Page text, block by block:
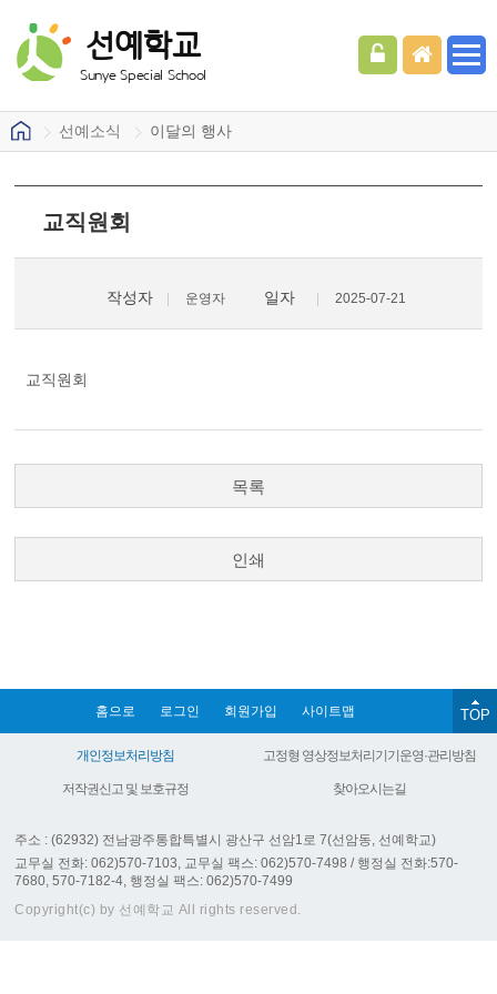
선예학교
Sunye Special School
선예소식 이달의 행사
교직원회
작성자 운영자 일자 2025-07-21
교직원회
목록
인쇄
홈으로 로그인 회원가입 사이트맵 TOP
개인정보처리방침 고정형 영상정보처리기기운영·관리방침
저작권신고 및 보호규정 찾아오시는길
주소 : (62932) 전남광주통합특별시 광산구 선암1로 7(선암동, 선예학교)
교무실 전화: 062)570-7103, 교무실 팩스: 062)570-7498 / 행정실 전화:570-
7680, 570-7182-4, 행정실 팩스: 062)570-7499
Copyright(c) by 선예학교 All rights reserved.